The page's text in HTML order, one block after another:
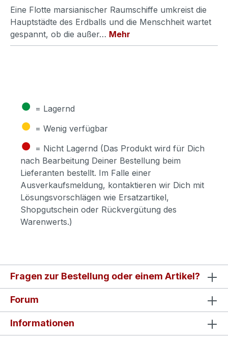
Eine Flotte marsianischer Raumschiffe umkreist die
Hauptstädte des Erdballs und die Menschheit wartet
gespannt, ob die außer… Mehr
● = Lagernd
● = Wenig verfügbar
● = Nicht Lagernd (Das Produkt wird für Dich
nach Bearbeitung Deiner Bestellung beim
Lieferanten bestellt. Im Falle einer
Ausverkaufsmeldung, kontaktieren wir Dich mit
Lösungsvorschlägen wie Ersatzartikel,
Shopgutschein oder Rückvergütung des
Warenwerts.)
Fragen zur Bestellung oder einem Artikel?
Forum
Informationen